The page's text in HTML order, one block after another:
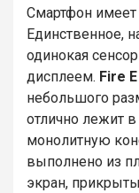
Смартфон имеет
Единственное,
одинокая
дисплеем. Fire E
небольшого
отлично лежит
монолитную
выполнено из
экран,